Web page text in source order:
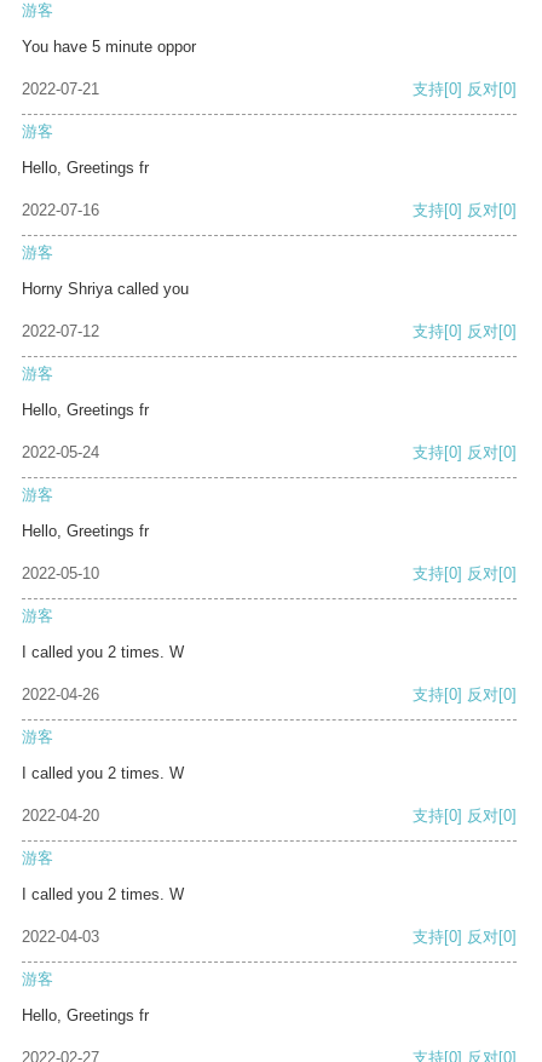
游客
You have 5 minute oppor
2022-07-21 支持[0] 反对[0]
游客
Hello, Greetings fr
2022-07-16 支持[0] 反对[0]
游客
Horny Shriya called you
2022-07-12 支持[0] 反对[0]
游客
Hello, Greetings fr
2022-05-24 支持[0] 反对[0]
游客
Hello, Greetings fr
2022-05-10 支持[0] 反对[0]
游客
I called you 2 times. W
2022-04-26 支持[0] 反对[0]
游客
I called you 2 times. W
2022-04-20 支持[0] 反对[0]
游客
I called you 2 times. W
2022-04-03 支持[0] 反对[0]
游客
Hello, Greetings fr
2022-02-27 支持[0] 反对[0]